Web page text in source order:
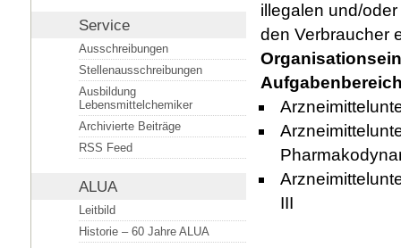
Service
Ausschreibungen
Stellenausschreibungen
Ausbildung
Lebensmittelchemiker
Archivierte Beiträge
RSS Feed
ALUA
Leitbild
Historie – 60 Jahre ALUA
illegalen und/
den Verbraucher
III